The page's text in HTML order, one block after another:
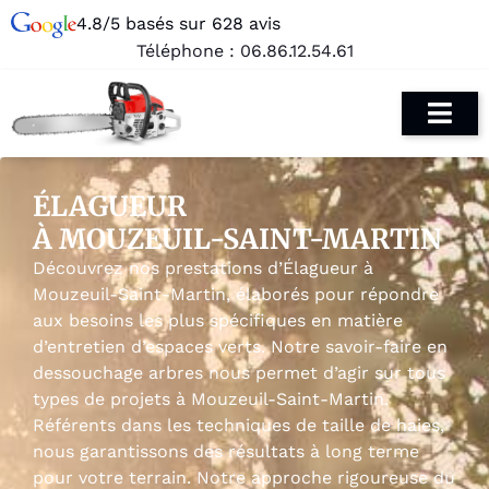
4.8/5 basés sur 628 avis
Téléphone : 06.86.12.54.61
ÉLAGUEUR
À MOUZEUIL-SAINT-MARTIN
Découvrez nos prestations d’Élagueur à
Mouzeuil-Saint-Martin, élaborés pour répondre
aux besoins les plus spécifiques en matière
d’entretien d’espaces verts. Notre savoir-faire en
dessouchage arbres nous permet d’agir sur tous
types de projets à Mouzeuil-Saint-Martin.
Référents dans les techniques de taille de haies,
nous garantissons des résultats à long terme
pour votre terrain. Notre approche rigoureuse du